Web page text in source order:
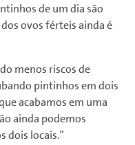
de um dia são
ovos férteis ainda é
menos riscos de
pintinhos em dois
acabamos em uma
ainda podemos
dois locais.”